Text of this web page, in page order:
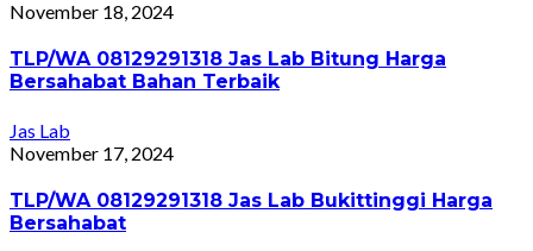
November 18, 2024
TLP/WA 08129291318 Jas Lab Bitung Harga
Bersahabat Bahan Terbaik
Jas Lab
November 17, 2024
TLP/WA 08129291318 Jas Lab Bukittinggi Harga
Bersahabat